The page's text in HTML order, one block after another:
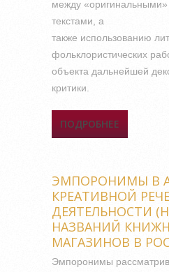
между
текстами, а
также использованию
фольклористических
объекта дальнейшей
критики.
ПОДРОБНЕЕ
ЭМПОРОНИМЫ В
КРЕАТИВНОЙ
ДЕЯТЕЛЬНОСТИ
НАЗВАНИЙ
МАГАЗИНОВ В
Эмпоронимы